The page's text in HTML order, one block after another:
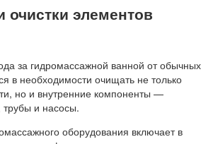
очистки элементов
за гидромассажной ванной от обычных
в необходимости очищать не только
но и внутренние компоненты —
и насосы.
оборудования включает в